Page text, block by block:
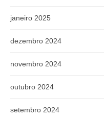
janeiro 2025
dezembro 2024
novembro 2024
outubro 2024
setembro 2024